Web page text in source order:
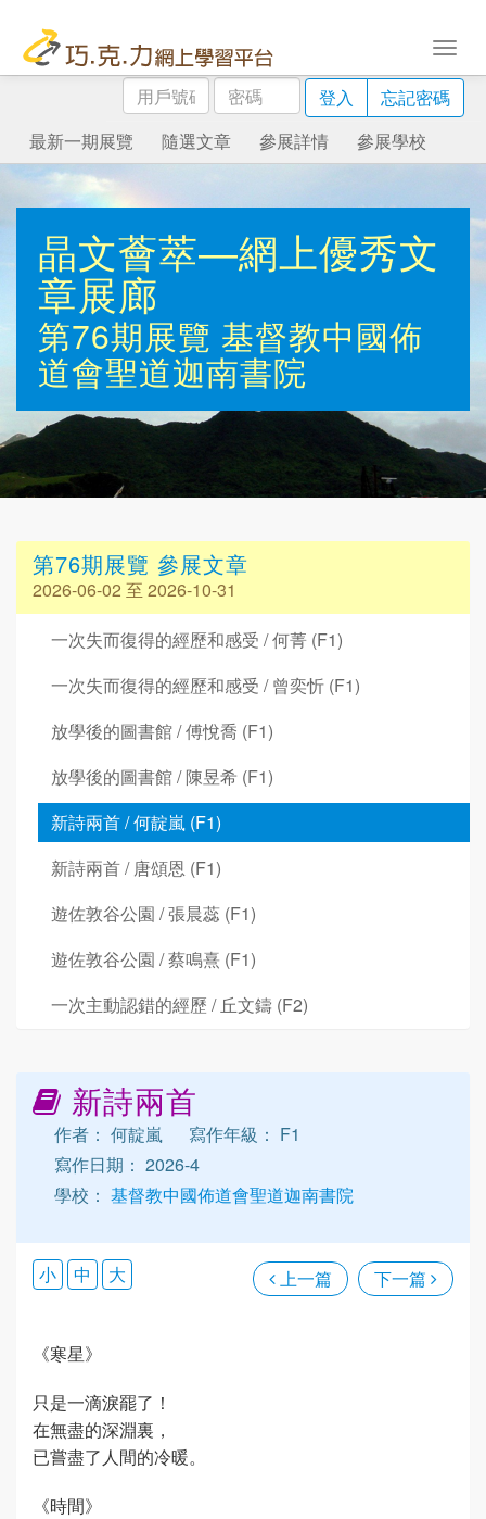
用
戶
號
碼
密
碼
登入
忘記密碼
最新一期展覽
隨選文章 參展詳情 參展學校
晶文薈萃—網上優秀文
章展廊
第76期展覽 基督教中國佈
道會聖道迦南書院
第76期展覽 參展文章
2026-06-02 至 2026-10-31
一次失而復得的經歷和感受 / 何菁 (F1)
一次失而復得的經歷和感受 / 曾奕忻 (F1)
放學後的圖書館 / 傅悅喬 (F1)
放學後的圖書館 / 陳昱希 (F1)
新詩兩首 / 何靛嵐 (F1)
新詩兩首 / 唐頌恩 (F1)
遊佐敦谷公園 / 張晨蕊 (F1)
遊佐敦谷公園 / 蔡鳴熹 (F1)
一次主動認錯的經歷 / 丘文鑄 (F2)
新詩兩首
作者： 何靛嵐
寫作年級： F1
寫作日期： 2026-4
學校： 基督教中國佈道會聖道迦南書院
上一篇 下一篇
小 中 大
《寒星》
只是一滴淚罷了！
在無盡的深淵裏，
已嘗盡了人間的冷暖。
《時間》